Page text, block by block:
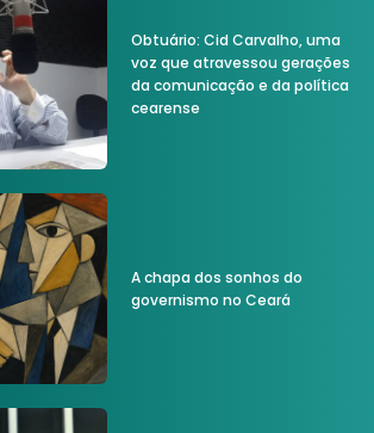
Obtuário: Cid Carvalho, uma
voz que atravessou gerações
da comunicação e da política
cearense
A chapa dos sonhos do
governismo no Ceará